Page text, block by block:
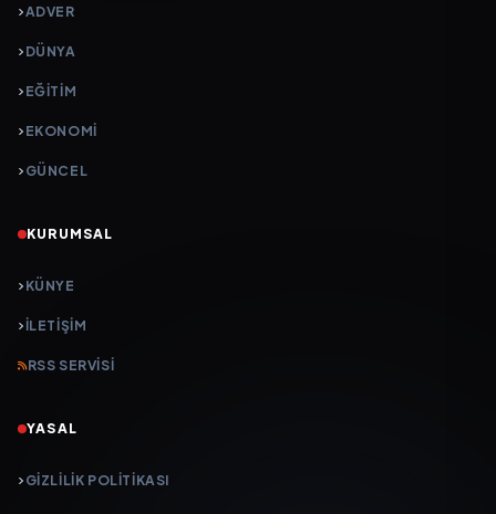
ADVER
DÜNYA
EĞİTİM
EKONOMİ
GÜNCEL
KURUMSAL
KÜNYE
İLETIŞIM
RSS SERVISI
YASAL
GIZLILIK POLITIKASI